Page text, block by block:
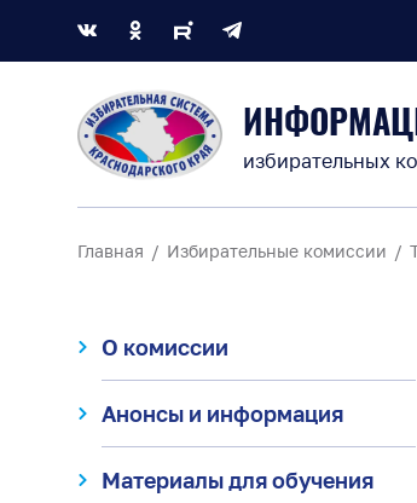
избирательных
Главная Избирательные комиссии
О комиссии
Анонсы и информация
Материалы для обучения